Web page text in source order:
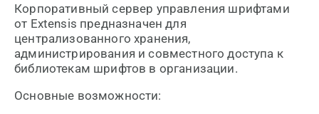
Корпоративный сервер управления шрифтами
от Extensis предназначен для
централизованного хранения,
администрирования и совместного доступа к
библиотекам шрифтов в организации.
Основные возможности: